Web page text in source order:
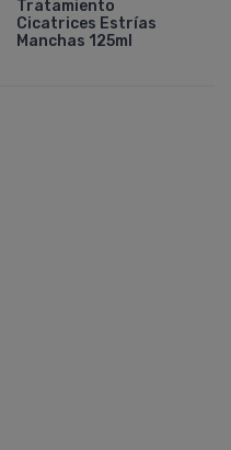
Tratamiento
Cicatrices Estrí­as
Manchas 125ml